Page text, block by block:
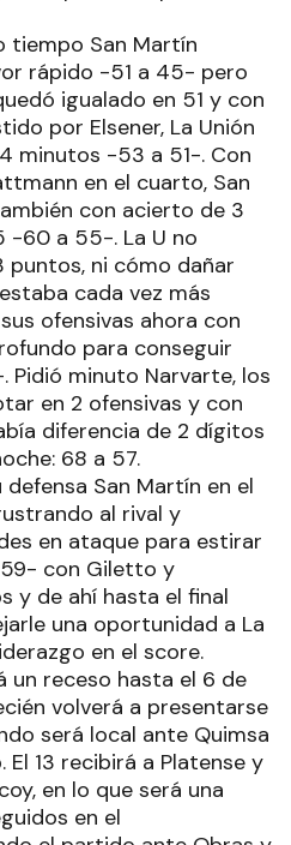
tiempo San Martín
rápido -51 a 45- pero
igualado en 51 y con
por Elsener, La Unión
minutos -53 a 51-. Con
en el cuarto, San
con acierto de 3
-60 a 55-. La U no
ni cómo dañar
cada vez más
ofensivas ahora con
para conseguir
Pidió minuto Narvarte, los
en 2 ofensivas y con
diferencia de 2 dígitos
68 a 57.
San Martín en el
al rival y
en ataque para estirar
59- con Giletto y
y de ahí hasta el final
una oportunidad a La
en el score.
un receso hasta el 6 de
volverá a presentarse
será local ante Quimsa
13 recibirá a Platense y
en lo que será una
en el